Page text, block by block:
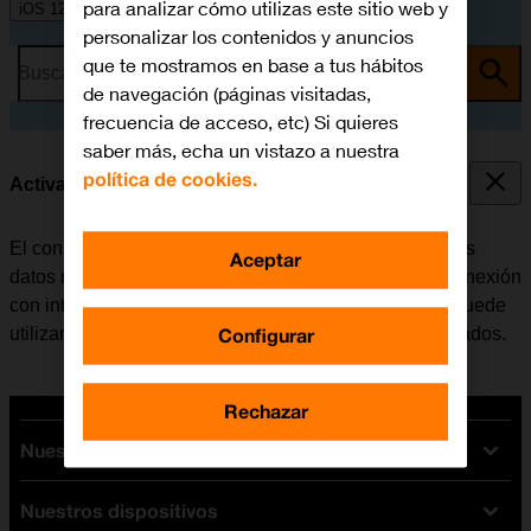
iOS 12.0
Busca por problema o tema
Activar o desactivar los datos móviles
El consumo de datos se puede limitar, desactivando los
datos móviles. Haciendo esto el móvil no establece conexión
con internet a través de la red móvil. No obstante, se puede
utilizar Wi-Fi aunque los datos móviles estén desactivados.
Nuestras tarifas
Tarifas Orange
Nuestros dispositivos
para analizar cómo utilizas este sitio web y
personalizar los contenidos y anuncios
que te mostramos en base a tus hábitos
de navegación (páginas visitadas,
frecuencia de acceso, etc) Si quieres
saber más, echa un vistazo a nuestra
política de cookies.
Configurar
Rechazar
Aceptar